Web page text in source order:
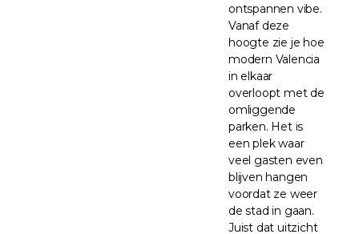
ontspannen vibe.
Vanaf deze
hoogte zie je hoe
modern Valencia
in elkaar
overloopt met de
omliggende
parken. Het is
een plek waar
veel gasten even
blijven hangen
voordat ze weer
de stad in gaan.
Juist dat uitzicht